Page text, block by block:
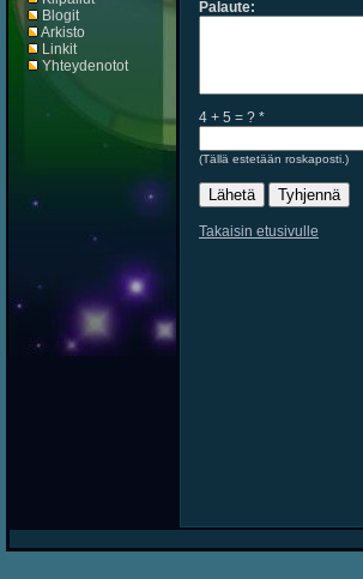
Blogit
Arkisto
Linkit
Yhteydenotot
Palaute:
4 + 5 = ? *
(Tällä estetään roskaposti.)
Takaisin etusivulle